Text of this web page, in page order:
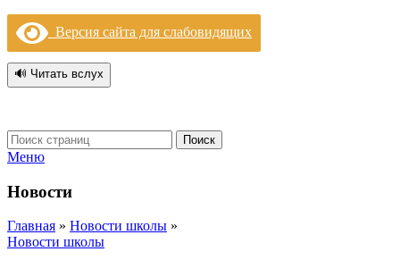
Версия сайта для слабовидящих
🔊 Читать вслух
Поиск
Меню
Новости
Главная » Новости школы »
Новости школы